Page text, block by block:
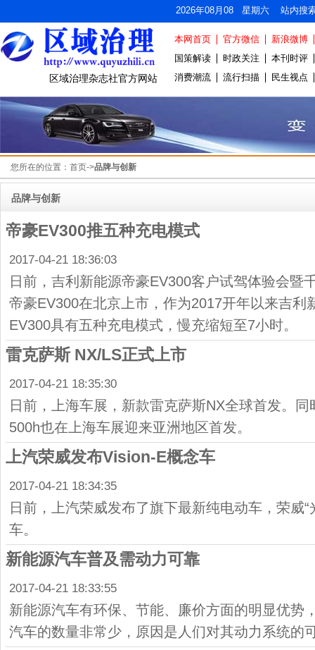
2026年08月08 星期六 站内搜
区域治理杂志社官方网站
本网首页 官方微信
新浪微博
国策解读
时政关注
本刊时评
消费潮流
流行扫描 民生视点
您所在的位置： 首页->品牌与创新
品牌与创新
帝豪EV300推五种充电模式
2017-04-21 18:36:03
日前，吉利新能源帝豪EV300客户试驾体验会暨
帝豪EV300在北京上市，作为2017开年以来吉利
EV300具有五种充电模式，慢充缩短至7小时。
雷克萨斯 NX/LS正式上市
2017-04-21 18:35:30
日前，上海车展，新款雷克萨斯NX全球首发。
500h也在上海车展迎来亚洲地区首发。
上汽荣威发布Vision-E概念车
2017-04-21 18:34:35
日前，上汽荣威发布了旗下最新纯电动车，荣威“
车。
新能源汽车普及需动力可靠
2017-04-21 18:33:55
新能源汽车有环保、节能、廉价方面的明显优势
汽车的数量非常少，原因是人们对其动力系统的